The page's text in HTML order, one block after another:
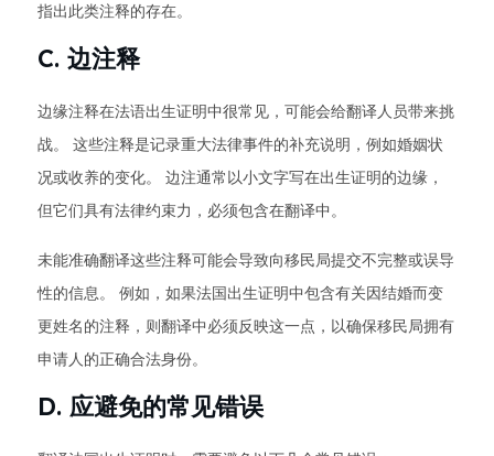
指出此类注释的存在。
C. 边注释
边缘注释在法语出生证明中很常见，可能会给翻译人员带来挑
战。 这些注释是记录重大法律事件的补充说明，例如婚姻状
况或收养的变化。 边注通常以小文字写在出生证明的边缘，
但它们具有法律约束力，必须包含在翻译中。
未能准确翻译这些注释可能会导致向移民局提交不完整或误导
性的信息。 例如，如果法国出生证明中包含有关因结婚而变
更姓名的注释，则翻译中必须反映这一点，以确保移民局拥有
申请人的正确合法身份。
D. 应避免的常见错误